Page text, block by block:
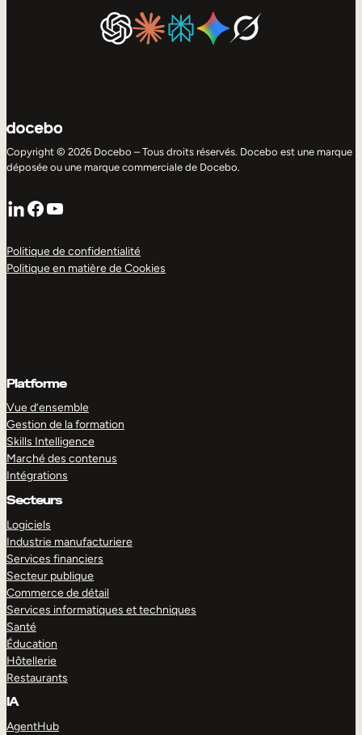
Copyright © 2026 Docebo – Tous droits réservés. Docebo est une marque
déposée ou une marque commerciale de Docebo.
LinkedIn
Facebook
YouTube
Politique de confidentialité
Politique en matière de Cookies
Platforme
Vue d’ensemble
Gestion de la formation
Skills Intelligence
Marché des contenus
Intégrations
Secteurs
Logiciels
Industrie manufacturiere
Services financiers
Secteur publique
Commerce de détail
Services informatiques et techniques
Santé
Éducation
Hôtellerie
Restaurants
IA
AgentHub